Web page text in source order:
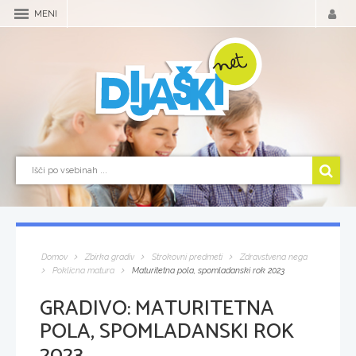
MENI
Domov Zbirka gradiv Strokovni predmeti
Zdravstvena nega
Poklicna matura
Maturitetna pola, spomladanski rok 2023
GRADIVO:MATURITETNA
POLA, SPOMLADANSKI ROK